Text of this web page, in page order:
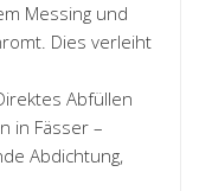
Messing und
Dies verleiht
Abfüllen
in Fässer –
Abdichtung,